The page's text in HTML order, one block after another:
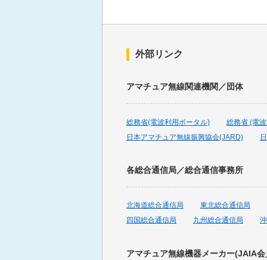
2023年9月の出題
2023年8月の出題
2023年5月の出題
2023年4月の出題
外部リンク
アマチュア無線関連機関／団体
総務省(電波利用ポータル) 総務省 (電
日本アマチュア無線振興協会(JARD)
各総合通信局／総合通信事務所
北海道総合通信局 東北総合通信局
四国総合通信局
九州総合通信局
アマチュア無線機器メーカー(JAIA会